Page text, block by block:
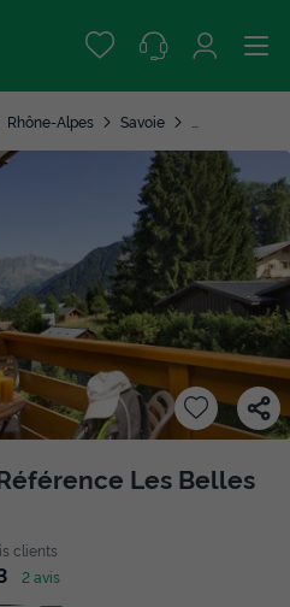
Rhône-Alpes Savoie
Les Belles
clients
2 avis